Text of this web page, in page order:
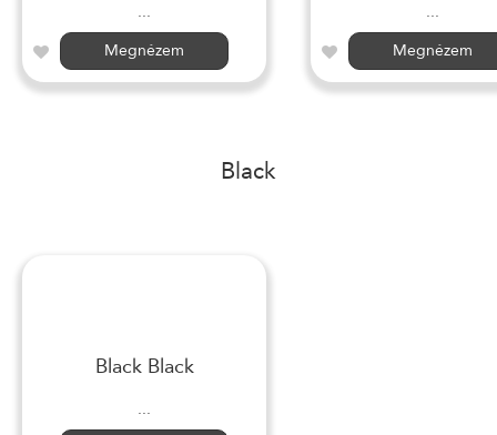
...
Megnézem
...
Megnézem
Black
Black Black
...